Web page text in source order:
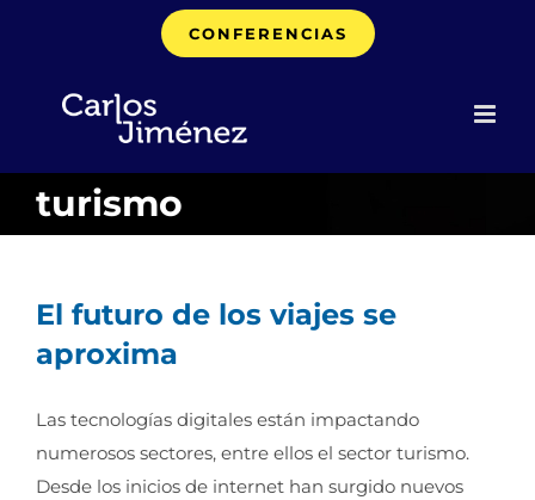
CONFERENCIAS
turismo
El futuro de los viajes se
aproxima
Las tecnologías digitales están impactando
numerosos sectores, entre ellos el sector turismo.
Desde los inicios de internet han surgido nuevos